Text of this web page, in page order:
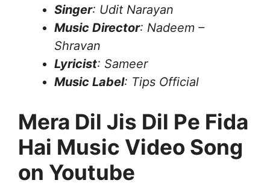
Singer: Udit Narayan
Music Director: Nadeem –
Shravan
Lyricist: Sameer
Music Label: Tips Official
Mera Dil Jis Dil Pe Fida
Hai Music Video Song
on Youtube